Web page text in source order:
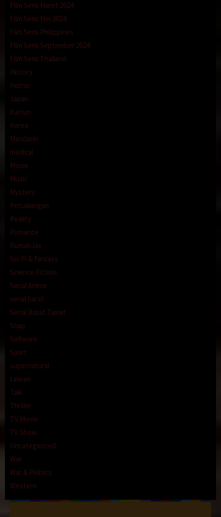
Film Semi Maret 2024
Film Semi Mei 2024
Film Semi Philippines
Film Semi September 2024
Film Semi Thailand
History
Horror
Japan
Kartun
Korea
Mandarin
medical
Movie
Music
Mystery
Petualangan
Reality
Romance
RumahJav
Sci-Fi & Fantasy
Science Fiction
Serial Anime
serial barat
Serial Barat Tamat
Soap
Software
Sport
supernatural
taiwan
Talk
Thriller
TV Movie
TV Show
Uncategorized
War
War & Politics
Western